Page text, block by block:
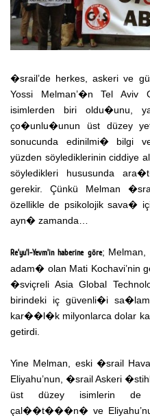
�srail’de herkes, askeri ve
Yossi Melman’�n Tel Aviv
isimlerden biri oldu�unu,
ço�unlu�unun üst düzey
sonucunda edinilmi� bilgi
yüzden söylediklerinin
söyledikleri hususunda
gerekir. Çünkü Melman
özellikle de psikolojik sava�
ayn� zamanda…
Re’yu’l-Yevm’in haberine göre;
adam� olan Mati Kochavi’nin
�sviçreli Asia Global
birindeki iç güvenli�i
kar��l�k milyonlarca dolar
getirdi.
Yine Melman, eski �srail
Eliyahu’nun, �srail Askeri
üst düzey isimlerin
çal��t���n� ve Eliyahu’nun